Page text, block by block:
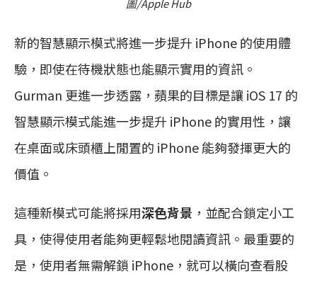
圖/Apple Hub
新的智慧顯示模式將進一步提升 iPhone 的使用體
驗，即使在待機狀態也能顯示實用的資訊。
Gurman 更進一步透露，蘋果的目標是讓 iOS 17 的
智慧顯示模式能進一步提升 iPhone 的實用性，讓
在桌面或床頭櫃上閒置的 iPhone 能夠發揮更大的
價值。
這種新模式可能將採用深色背景 ，並配合鎖定小工
具，使得使用者能夠更輕鬆地閱讀資訊。最重要的
是，使用者無需解鎖 iPhone，就可以橫向查看股